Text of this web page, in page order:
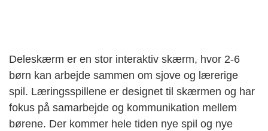
Deleskærm er en stor interaktiv skærm, hvor 2-6
børn kan arbejde sammen om sjove og lærerige
spil. Læringsspillene er designet til skærmen og har
fokus på samarbejde og kommunikation mellem
børene. Der kommer hele tiden nye spil og nye